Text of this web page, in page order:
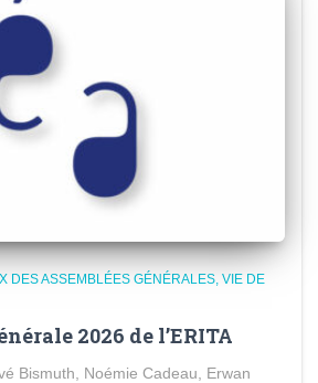
DES ASSEMBLÉES GÉNÉRALES VIE DE
2026 de l’ERITA
Bismuth, Noémie Cadeau, Erwan